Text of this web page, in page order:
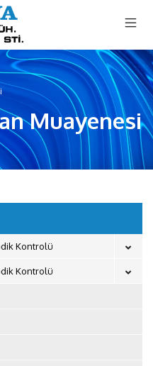
Muayenesi
Kontrolü
Kontrolü